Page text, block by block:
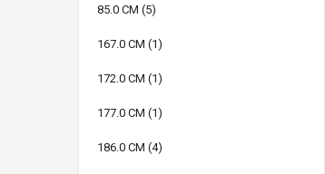
85.0 CM (5)
167.0 CM (1)
172.0 CM (1)
177.0 CM (1)
186.0 CM (4)